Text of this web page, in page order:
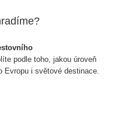
podle toho, jakou úroveň
Evropu i světové destinace.